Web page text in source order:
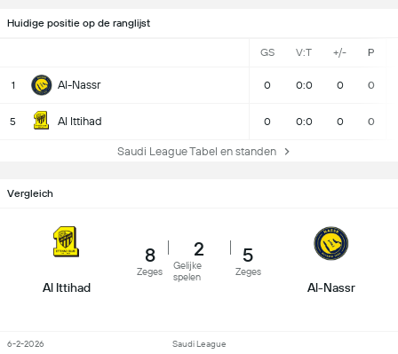
Huidige positie op de ranglijst
GS V:T +/- P
1 Al-Nassr 0 0:0 0 0
5 Al Ittihad 0 0:0 0 0
Saudi League Tabel en standen
Vergleich
Al Ittihad
8
Zeges
2
Gelijke
spelen
5
Zeges
Al-Nassr
Saudi League
6-2-2026